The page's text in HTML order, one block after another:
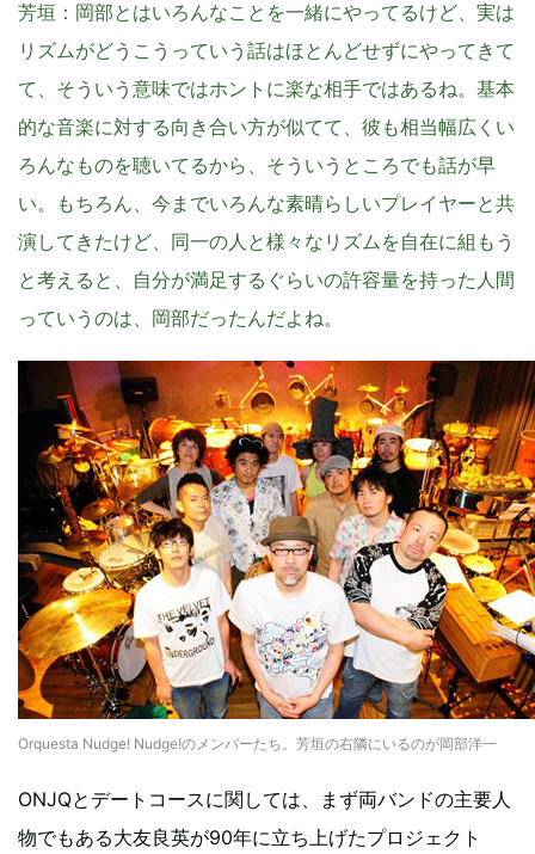
芳垣 ：岡部とはいろんなことを一緒にやってるけど、実は
リズムがどうこうっていう話はほとんどせずにやってきて
て、そういう意味ではホントに楽な相手ではあるね。基本
的な音楽に対する向き合い方が似てて、彼も相当幅広くい
ろんなものを聴いてるから、そういうところでも話が早
い。もちろん、今までいろんな素晴らしいプレイヤーと共
演してきたけど、同一の人と様々なリズムを自在に組もう
と考えると、自分が満足するぐらいの許容量を持った人間
っていうのは、岡部だったんだよね。
Orquesta Nudge! Nudge!のメンバーたち。芳垣の右隣にいるのが岡部洋一
ONJQとデートコースに関しては、まず両バンドの主要人
物でもある大友良英が90年に立ち上げたプロジェクト